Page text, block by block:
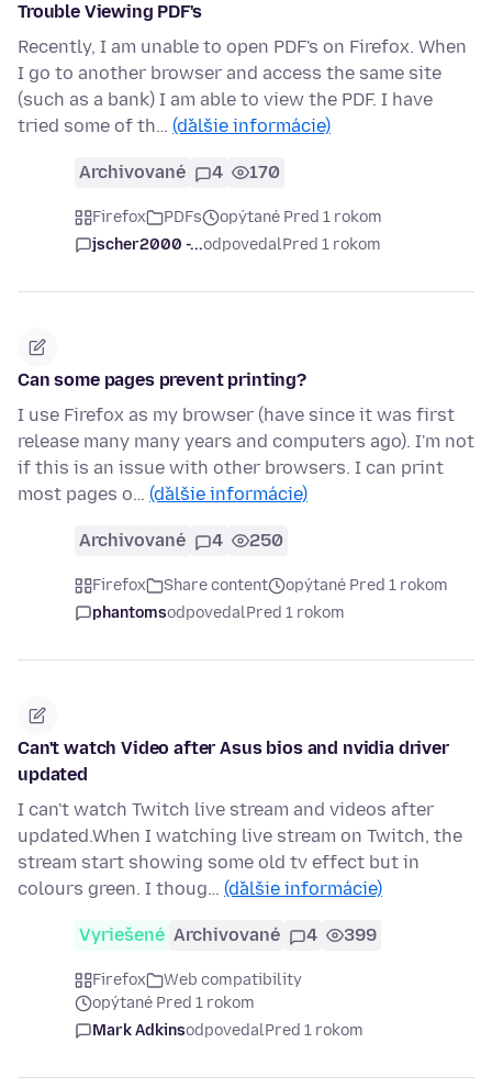
Trouble Viewing PDF's
Recently, I am unable to open PDF's on Firefox. When
I go to another browser and access the same site
(such as a bank) I am able to view the PDF. I have
tried some of th… (ďalšie informácie)
Archivované 4 170
Firefox PDFs
opýtané Pred 1 rokom
jscher2000 -...odpovedalPred 1 rokom
Can some pages prevent printing?
I use Firefox as my browser (have since it was first
release many many years and computers ago). I'm not
if this is an issue with other browsers. I can print
most pages o… (ďalšie informácie)
Archivované 4 250
Firefox Share content
opýtané Pred 1 rokom
phantomsodpovedalPred 1 rokom
Can't watch Video after Asus bios and nvidia driver
updated
I can't watch Twitch live stream and videos after
updated.When I watching live stream on Twitch, the
stream start showing some old tv effect but in
colours green. I thoug… (ďalšie informácie)
Vyriešené Archivované 4 399
Firefox
Web compatibility
opýtané Pred 1 rokom
Mark AdkinsodpovedalPred 1 rokom